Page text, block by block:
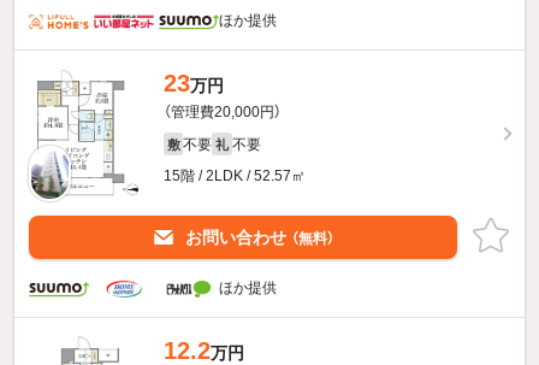
ほか提供
23万円
（管理費20,000円）
敷 不要 礼 不要
15階 / 2LDK / 52.57㎡
お問い合わせ （無料）
ほか提供
12.2万円